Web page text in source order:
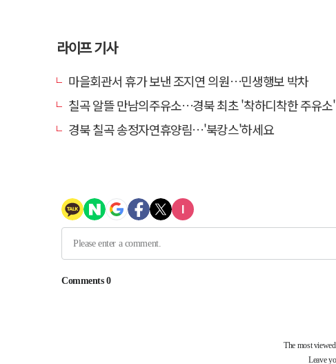
라이프 기사
마을회관서 휴가 보낸 조지연 의원…민생행보 박차
칠곡 알뜰 만남의주유소…경북 최초 '착하디착한 주유소' 선정
경북 칠곡 송정자연휴양림…'북캉스'하세요